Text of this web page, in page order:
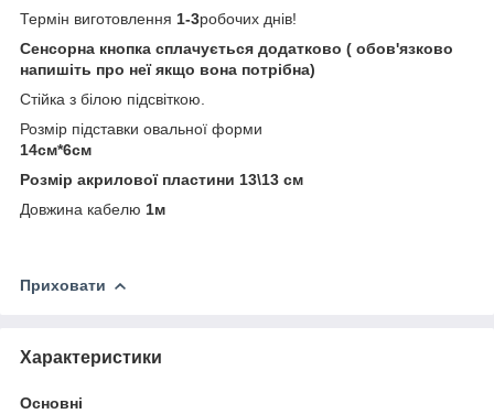
Термін виготовлення 1-3робочих днів!
Сенсорна кнопка сплачується додатково ( обов'язково
напишіть про неї якщо вона потрібна)
Стійка з білою підсвіткою.
Розмір підставки овальної форми
14см*6см
Розмір акрилової пластини 13\13 см
Довжина кабелю 1м
Приховати
Характеристики
Основні